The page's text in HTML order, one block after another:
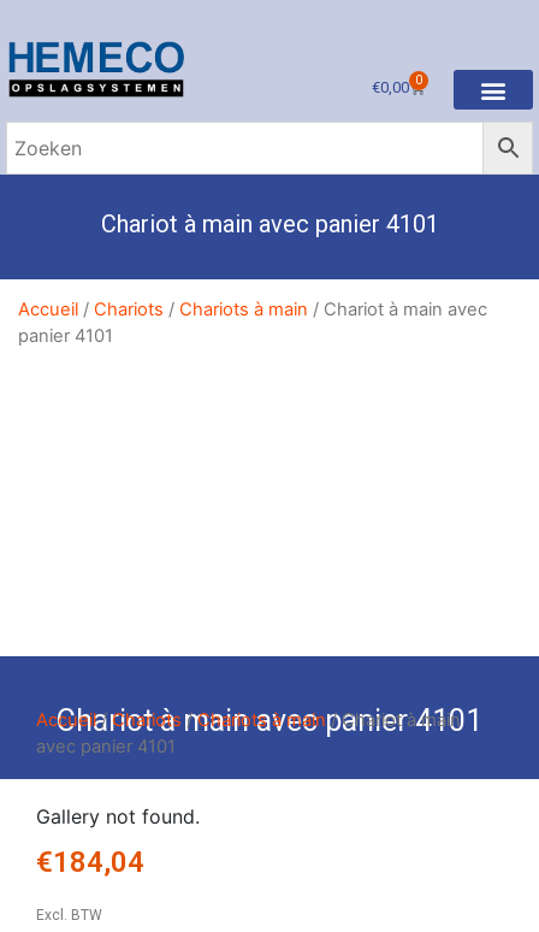
€0,00 0
Chariot à main avec panier 4101
Accueil / Chariots / Chariots à main / Chariot à main avec
panier 4101
Chariot à main avec panier 4101
Accueil/Chariots /Chariots à main/ Chariot à main
avec panier 4101
Gallery not found.
€184,04
Excl. BTW